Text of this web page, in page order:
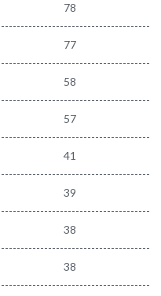
78
77
58
57
41
39
38
38